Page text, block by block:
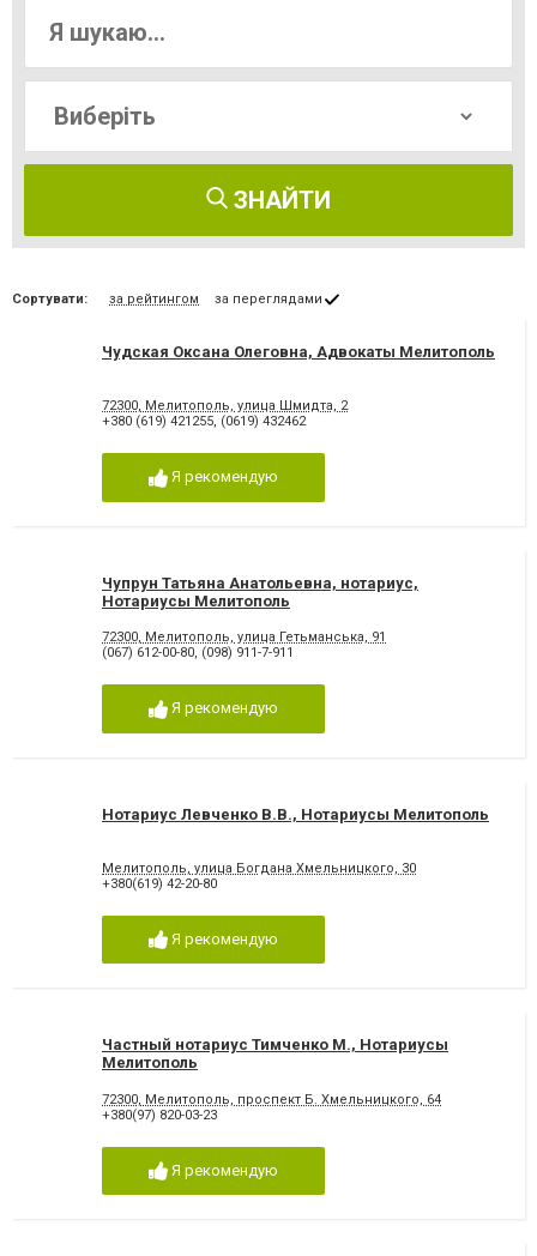
ЗНАЙТИ
Сортувати: за рейтингом за переглядами
Чудская Оксана Олеговна, Адвокаты Мелитополь
72300, Мелитополь, улица Шмидта, 2
+380 (619) 421255, (0619) 432462
Я рекомендую
Чупрун Татьяна Анатольевна, нотариус,
Нотариусы Мелитополь
72300, Мелитополь, улица Гетьманська, 91
(067) 612-00-80, (098) 911-7-911
Я рекомендую
Нотариус Левченко В.В., Нотариусы Мелитополь
Мелитополь, улица Богдана Хмельницкого, 30
+380(619) 42-20-80
Я рекомендую
Частный нотариус Тимченко М., Нотариусы
Мелитополь
72300, Мелитополь, проспект Б. Хмельницкого, 64
+380(97) 820-03-23
Я рекомендую